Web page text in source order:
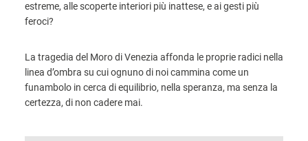
estreme, alle scoperte interiori più inattese, e ai gesti più
feroci?
La tragedia del Moro di Venezia affonda le proprie radici nella
linea d’ombra su cui ognuno di noi cammina come un
funambolo in cerca di equilibrio, nella speranza, ma senza la
certezza, di non cadere mai.